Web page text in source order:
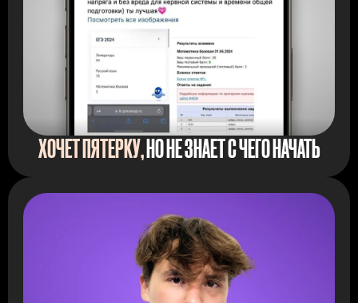
ХОЧЕТ ПЯТЕРКУ,НО НЕ ЗНАЕТ С ЧЕГО НАЧАТЬ